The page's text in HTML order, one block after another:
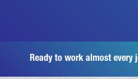
Ready to work almost every